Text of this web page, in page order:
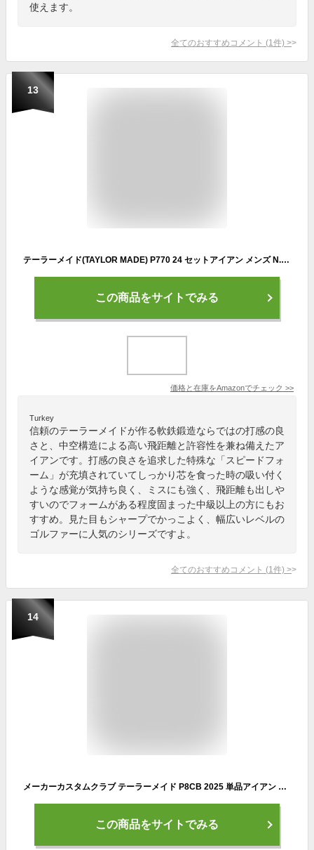
使えます。
全てのおすすめコメント (1 件) >
13
テーラーメイド(TAYLOR MADE) P770 24 セットアイアン メンズ N.S.PRO MODUS3 TOUR 105 (S) 6-PW 右
この商品をサイトでみる
価格と在庫をAmazonでチェック >>
Turkey
信頼のテーラーメイドが作る軟鉄鍛造ならではの打感の良
さと、中空構造による高い飛距離と許容性を兼ね備えたア
イアンです。打感の良さを追求した特殊な「スピードフォ
ーム」が充填されていてしっかり芯を食った時の吸い付く
ような感覚が気持ち良く、ミスにも強く、飛距離も出しや
すいのでフォームがある程度固まった中級以上の方にもお
すすめ。見た目もシャープでかっこよく、幅広いレベルの
ゴルファーに人気のシリーズですよ。
全てのおすすめコメント (1 件) >
14
メーカーカスタムクラブ テーラーメイド P8CB 2025 単品アイアン 右用 Dynamic Gold EX TOUR ISSUE スチールシャフト 日本正規品 TaylorMade 軟鉄鍛造 やさしい
この商品をサイトでみる